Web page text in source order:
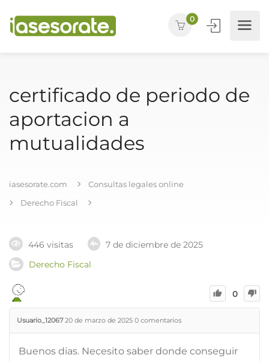
0
certificado de periodo de
aportacion a
mutualidades
iasesorate.com
Consultas legales online
Derecho Fiscal
446 visitas
7 de diciembre de 2025
Derecho Fiscal
0
Usuario_12067 20 de marzo de 2025 0 comentarios
Buenos dias. Necesito saber donde conseguir